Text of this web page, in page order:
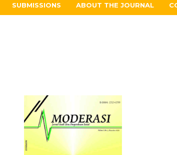
SUBMISSIONS ABOUT THE JOURNAL